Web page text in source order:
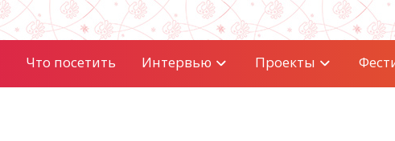
Что посетить Интервью Проекты